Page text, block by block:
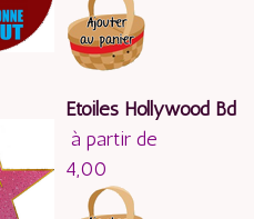
Etoiles Hollywood Bd
à partir de
4,00